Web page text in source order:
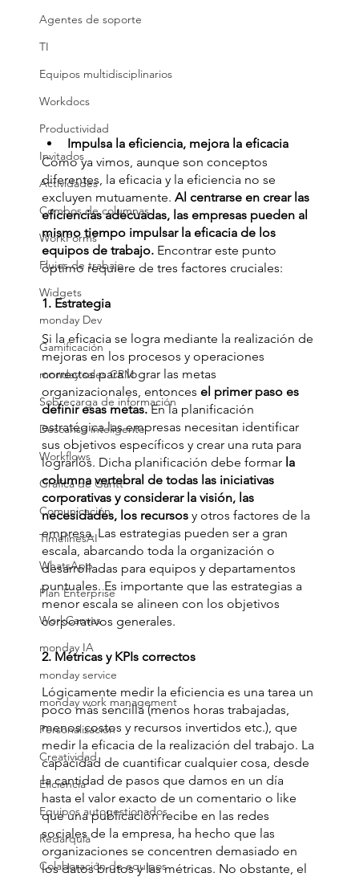
Agentes de soporte
TI
Equipos multidisciplinarios
Workdocs
Productividad
Invitados
Actividades
Combos de columnas
WorkForms
Flujos de trabajo
Widgets
monday Dev
Gamificación
monday sales CRM
Sobrecarga de información
Descanso inteligente
Workflows
Gráfica de Gantt
Comunicación
TimelinesAI
WhatsApp
Plan Enterprise
WorkCanvas
monday IA
monday service
monday work management
Personalización
Creatividad
Eficiencia
Equipos autogestionados
Redarquía
Colaboración de equipos
Impulsa la eficiencia, mejora la eficacia
Como ya vimos, aunque son conceptos
diferentes, la eficacia y la eficiencia no se
excluyen mutuamente. Al centrarse en crear las
eficiencias adecuadas, las empresas pueden al
mismo tiempo impulsar la eficacia de los
equipos de trabajo. Encontrar este punto
óptimo requiere de tres factores cruciales:
1. Estrategia
Si la eficacia se logra mediante la realización de
mejoras en los procesos y operaciones
correctos para lograr las metas
organizacionales, entonces el primer paso es
definir esas metas. En la planificación
estratégica las empresas necesitan identificar
sus objetivos específicos y crear una ruta para
lograrlos. Dicha planificación debe formar la
columna vertebral de todas las iniciativas
corporativas y considerar la visión, las
necesidades, los recursos y otros factores de la
empresa. Las estrategias pueden ser a gran
escala, abarcando toda la organización o
desarrolladas para equipos y departamentos
puntuales. Es importante que las estrategias a
menor escala se alineen con los objetivos
corporativos generales.
2. Métricas y KPIs correctos
Lógicamente medir la eficiencia es una tarea un
poco más sencilla (menos horas trabajadas,
menos costos y recursos invertidos etc.), que
medir la eficacia de la realización del trabajo. La
capacidad de cuantificar cualquier cosa, desde
la cantidad de pasos que damos en un día
hasta el valor exacto de un comentario o like
que una publicación recibe en las redes
sociales de la empresa, ha hecho que las
organizaciones se concentren demasiado en
los datos brutos y las métricas. No obstante, el